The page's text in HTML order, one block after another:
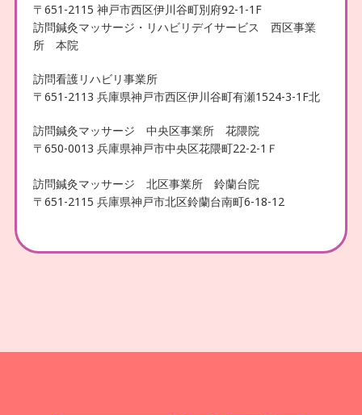
〒651-2115 神戸市西区伊川谷町別府92-1-1F
訪問鍼灸マッサージ・リハビリデイサービス 西区事業
所 本院
訪問看護リハビリ事業所
〒651-2113 兵庫県神戸市西区伊川谷町有瀬1524-3-1F北
訪問鍼灸マッサージ 中央区事業所 花隈院
〒650-0013 兵庫県神戸市中央区花隈町22-2-1Ｆ
訪問鍼灸マッサージ 北区事業所 鈴蘭台院
〒651-2115 兵庫県神戸市北区鈴蘭台南町6-18-12